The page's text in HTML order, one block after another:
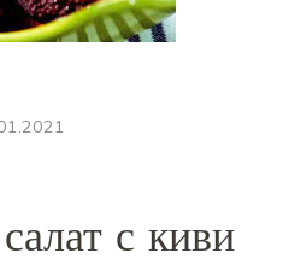
с киви